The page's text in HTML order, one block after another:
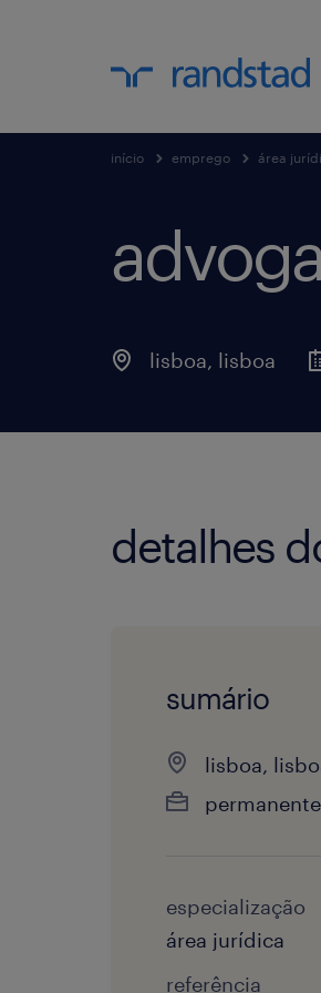
início emprego área
lisboa, lisboa
detalhes
sumário
lisboa,
permanente
especialização
área jurídica
referência